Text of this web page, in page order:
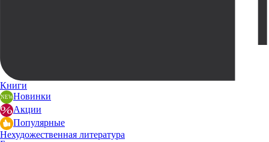
Книги
Новинки
Акции
Популярные
Нехудожественная литература